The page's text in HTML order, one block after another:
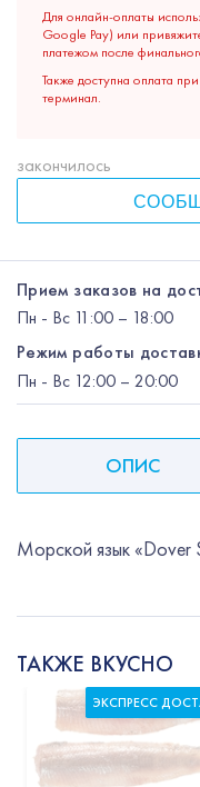
Для онлайн-оплаты
Google Pay) или
платежом после
Также доступна оплата
терминал.
закончилось
Прием заказов на
Пн - Вс 11:00 – 18:00
Режим работы
Пн - Вс 12:00 – 20:00
ОПИС
Морской язык «Dover
ТАКЖЕ ВКУСНО
ЭКСПРЕСС